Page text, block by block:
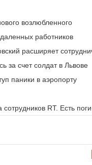
возлюбленного
работников
расширяет
за счет солдат в Львове
паники в аэропорту
RT. Есть